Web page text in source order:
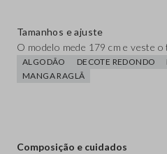
Tamanhos e ajuste
O modelo mede 179 cm e veste o
ALGODÃO DECOTE REDONDO
MANGA RAGLÃ
Composição e cuidados